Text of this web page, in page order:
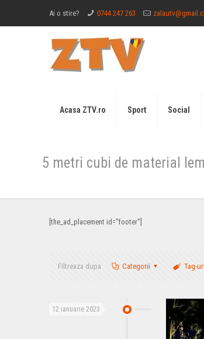
Ai o stire? 0744 247 263
Acasa ZTV.ro Sport Social
5 metri cubi de material
[the_ad_placement id="footer"]
Filtreaza dupa Categorii Tag-uri
12 ianuarie 2023